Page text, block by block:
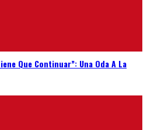
Que Continuar”: Una Oda A La